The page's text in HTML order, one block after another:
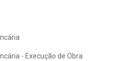
- Execução de Obra